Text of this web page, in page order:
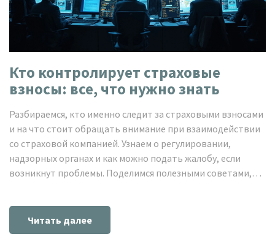
Кто контролирует страховые
взносы: все, что нужно знать
Разбираемся, кто именно следит за страховыми взносами
и на что стоит обращать внимание при взаимодействии
со страховой компанией. Узнаем о регулировании,
надзорных органах и как можно подать жалобу, если
возникнут проблемы. Поделимся полезными советами,
свои интересы и быстрее решать вопросы со
страховщиками.
Читать далее